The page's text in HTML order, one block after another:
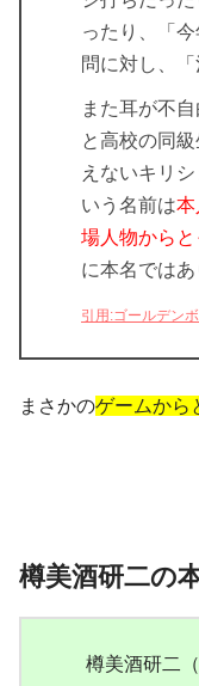
ったり、「
問に対し、「
また耳が不
と高校の同
えないキリ
いう名前は本
場人物からと
に本名ではあ
引用:ゴールデン
まさかのゲームから
樽美酒研二の
樽美酒研二